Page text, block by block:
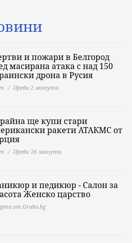
и пожари в Белгород
масирана атака с над 150
дрона в Русия
Преди 2 минути
ще купи стари
ракети АТАКМС от
Преди 16 минути
и педикюр - Салон за
Женско царство
от Grabo.bg